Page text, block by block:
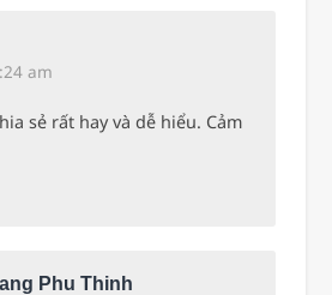
am
sẻ rất hay và dễ hiểu. Cảm
Phu Thinh